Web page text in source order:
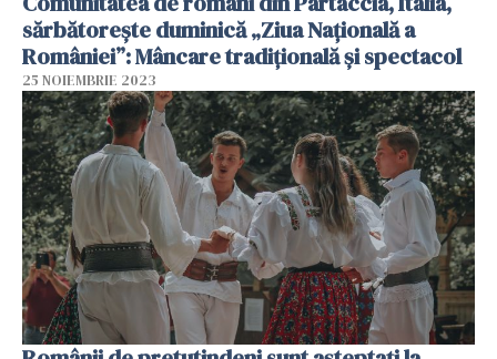
sărbătorește duminică „Ziua Națională a
României”: Mâncare tradițională și spectacol
25 NOIEMBRIE 2023